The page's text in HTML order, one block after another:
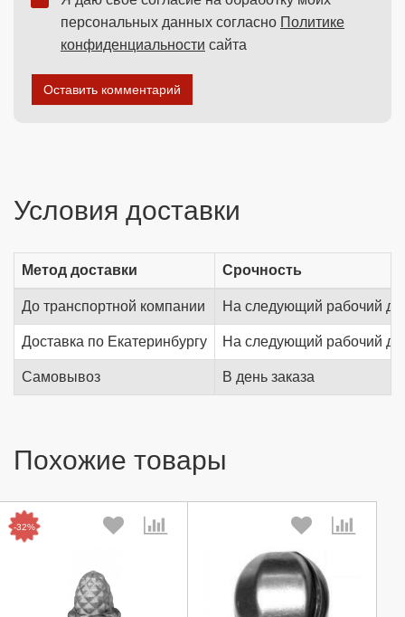
персональных данных согласно Политике
конфиденциальности сайта
Оставить комментарий
Условия доставки
Метод доставки Срочность
До транспортной компании На следующий рабочий
Доставка по Екатеринбургу На следующий рабочий
Самовывоз В день заказа
Похожие товары
-32%